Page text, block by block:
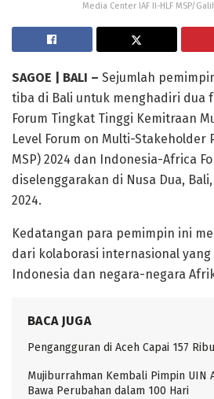
Media Center IAF II-HLF MSP/
SAGOE | BALI – Sejumlah
tiba di Bali untuk menghadiri dua
Forum Tingkat Tinggi Kemitraan
Level Forum on Multi-Stakeholder
MSP) 2024 dan Indonesia-Africa
diselenggarakan di Nusa Dua,
2024.
Kedatangan para pemimpin ini
dari kolaborasi internasional
Indonesia dan negara-negara
BACA JUGA
Pengangguran di Aceh Capai 157
Mujiburrahman Kembali Pimpin UIN
Bawa Perubahan dalam 100 Hari